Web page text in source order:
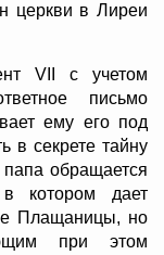
церкви в Лиреи
VII с учетом
письмо
ему его под
в секрете тайну
обращается
котором дает
Плащаницы, но
при этом